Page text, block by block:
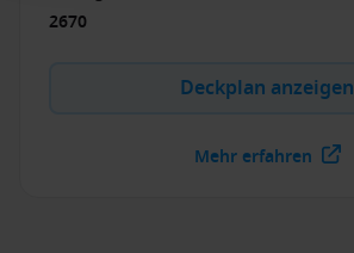
2670
Deckplan anzeigen
Mehr erfahren